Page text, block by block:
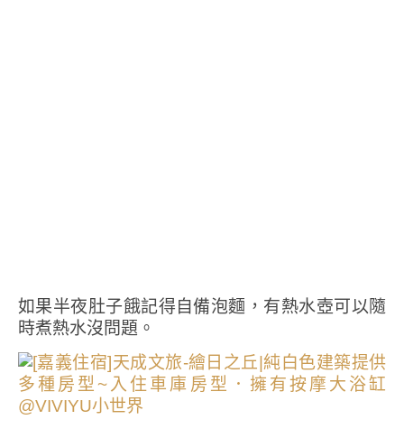
如果半夜肚子餓記得自備泡麵，有熱水壺可以隨
時煮熱水沒問題。